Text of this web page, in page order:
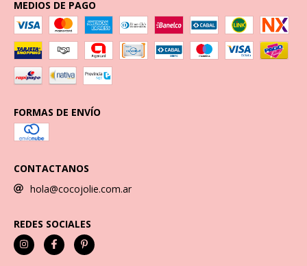
MEDIOS DE PAGO
FORMAS DE ENVÍO
CONTACTANOS
hola@cocojolie.com.ar
REDES SOCIALES